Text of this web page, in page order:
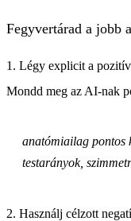
Fegyvertárad a jobb
1. Légy explicit a
Mondd meg az AI-nak
anatómiailag pontos
testarányok,
2. Használj célzott